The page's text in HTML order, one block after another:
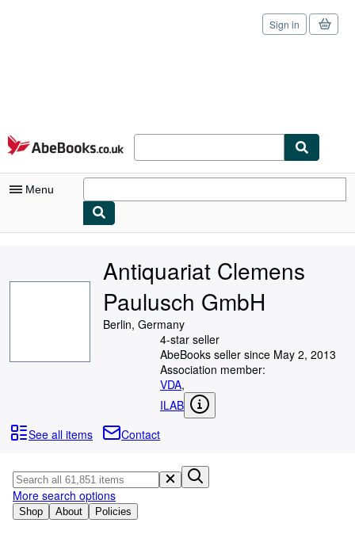
Skip to main content
AbeBooks.co.uk
Sign in
Menu
Textbooks
Sellers
Start Selling
Help
Antiquariat Clemens
Paulusch GmbH
Berlin, Germany
4-star seller
AbeBooks seller since May 2, 2013
Association member:
VDA,
ILAB
See all items
Contact
Shop About Policies
More search options